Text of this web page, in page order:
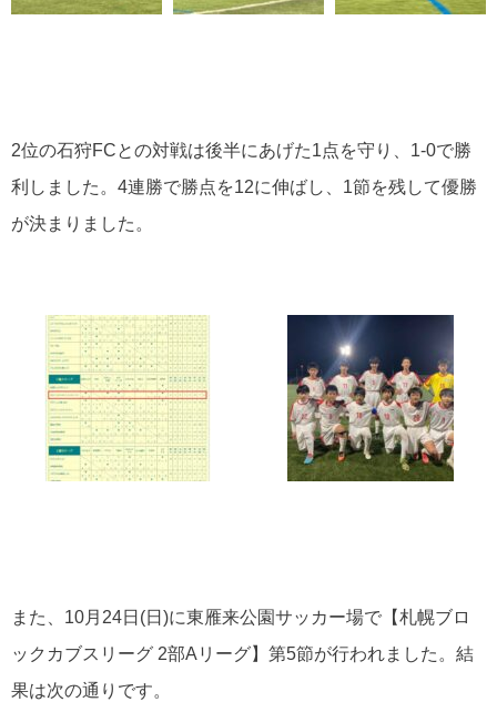
2位の石狩FCとの対戦は後半にあげた1点を守り、1-0で勝
利しました。4連勝で勝点を12に伸ばし、1節を残して優勝
が決まりました。
また、10月24日(日)に東雁来公園サッカー場で【札幌ブロ
ックカブスリーグ 2部Aリーグ】第5節が行われました。結
果は次の通りです。